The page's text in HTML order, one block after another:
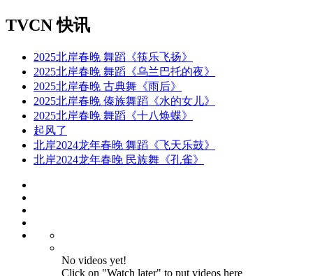
TVCN 快讯
2025北岸春晚 舞蹈《筷乐飞扬》
2025北岸春晚 舞蹈《乌兰巴托的夜》
2025北岸春晚 古典舞《雨后》
2025北岸春晚 傣族舞蹈《水的女儿》
2025北岸春晚 舞蹈《十八焕蝶》
起风了
北岸2024龙年春晚 舞蹈《飞天乐鼓》
北岸2024龙年春晚 民族舞《孔雀》
No videos yet!
Click on "Watch later" to put videos here